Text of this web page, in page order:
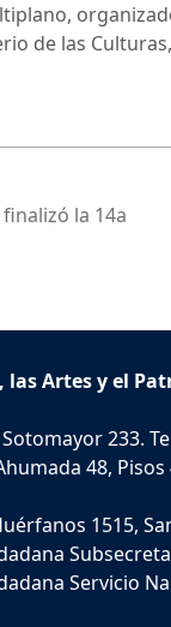
de las
la 14a
Artes y el
233.
48, Pisos
1515,
Servicio